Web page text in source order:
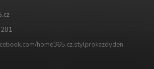
home365.cz.stylprokazdyden